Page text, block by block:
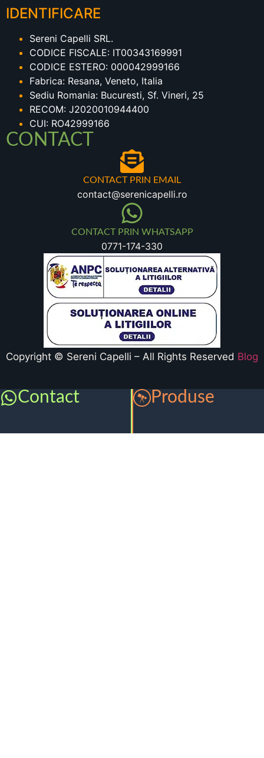
IDENTIFICARE
Sereni Capelli SRL.
CODICE FISCALE: IT00343169991
CODICE ESTERO: 000042999166
Fabrica: Resana, Veneto, Italia
Sediu Romania: Bucuresti, Sf. Vineri, 25
RECOM: J2020010944400
CUI: RO42999166
CONTACT
CONTACT PRIN EMAIL
contact@serenicapelli.ro
CONTACT PRIN WHATSAPP
0771-174-330
Copyright © Sereni Capelli – All Rights Reserved Blog
Contact Produse